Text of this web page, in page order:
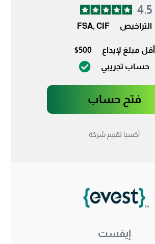
4.5
التراخيص FSA, CIF
أقل مبلغ لإيداع
$500
حساب تجريبي
فتح حساب
أكسيا تقييم شركة
إيفست